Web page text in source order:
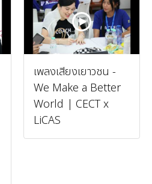
เพลงเสียงเยาวชน -
We Make a Better
World | CECT x
LiCAS